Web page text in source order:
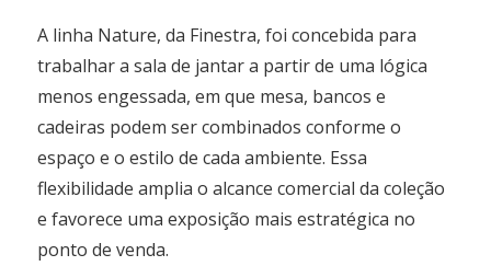
A linha Nature, da Finestra, foi concebida para
trabalhar a sala de jantar a partir de uma lógica
menos engessada, em que mesa, bancos e
cadeiras podem ser combinados conforme o
espaço e o estilo de cada ambiente. Essa
flexibilidade amplia o alcance comercial da coleção
e favorece uma exposição mais estratégica no
ponto de venda.